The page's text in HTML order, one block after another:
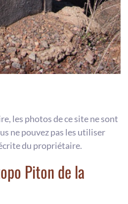
les photos de ce site ne sont
ne pouvez pas les utiliser
du propriétaire.
Piton de la